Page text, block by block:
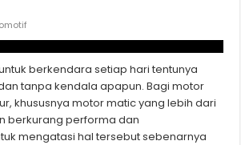
berkendara setiap hari tentunya
tanpa kendala apapun. Bagi motor
khususnya motor matic yang lebih dari
berkurang performa dan
mengatasi hal tersebut sebenarnya